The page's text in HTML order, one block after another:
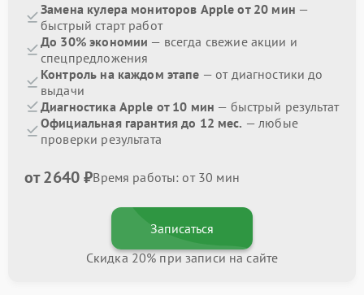
Замена кулера мониторов Apple от 20 мин —
быстрый старт работ
До 30% экономии — всегда свежие акции и
спецпредложения
Контроль на каждом этапе — от диагностики до
выдачи
Диагностика Apple от 10 мин — быстрый результат
Официальная гарантия до 12 мес. — любые
проверки результата
от 2640 ₽Время работы: от 30 мин
Записаться
Скидка 20% при записи на сайте